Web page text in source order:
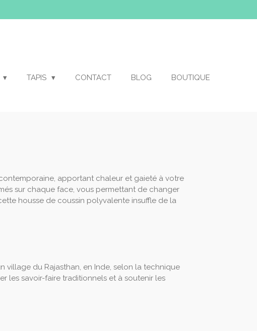
TAPIS CONTACT BLOG BOUTIQUE
apportant chaleur et gaieté à votre
sur chaque face, vous permettant de changer
housse de coussin polyvalente insuffle de la
village du Rajasthan, en Inde, selon la technique
les savoir-faire traditionnels et à soutenir les